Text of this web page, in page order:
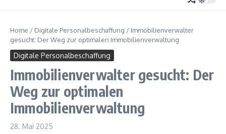
Home / Digitale Personalbeschaffung / Immobilienverwalter
gesucht: Der Weg zur optimalen Immobilienverwaltung
Digitale Personalbeschaffung
Immobilienverwalter gesucht: Der
Weg zur optimalen
Immobilienverwaltung
28. Mai 2025